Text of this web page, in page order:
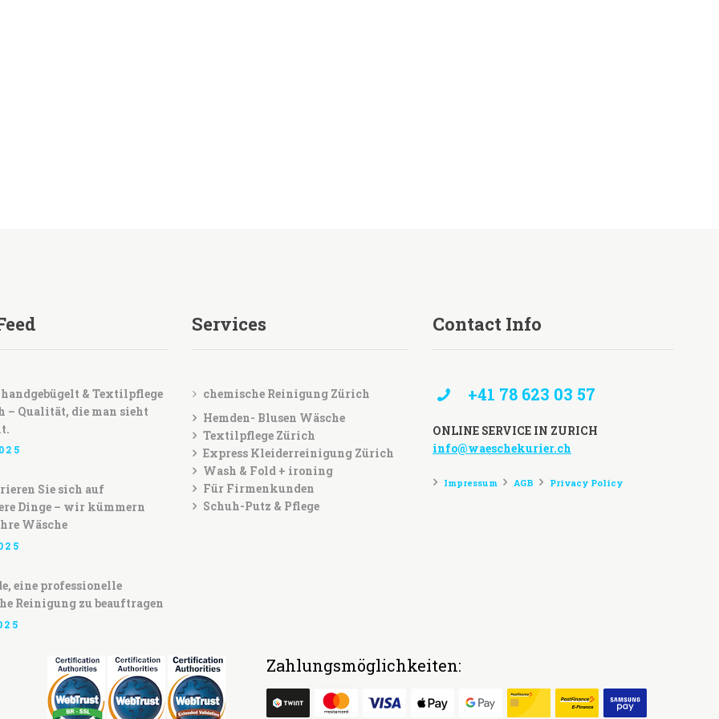
& Textilpflege
– Qualität, die man sieht
Sie sich auf
Dinge – wir kümmern
Wäsche
eine professionelle
Reinigung zu beauftragen
Services
chemische Reinigung Zürich
Hemden- Blusen Wäsche
Textilpflege Zürich
Express Kleiderreinigung Zürich
Wash & Fold + ironing
Für Firmenkunden
Schuh-Putz & Pflege
Contact Info
+41 78 623 03 57
ONLINE SERVICE IN ZURICH
info@waeschekurier.ch
Impressum AGB Privacy Policy
Zahlungsmöglichkeiten: